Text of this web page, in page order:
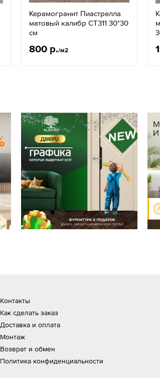
Керамогранит Пиастрелла
матовый калибр СТ311 30*30
см
800 р./м2
Контакты
Как сделать заказ
Доставка и оплата
Монтаж
Возврат и обмен
Политика конфиденциальности